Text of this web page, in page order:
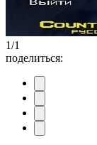
1/1
поделиться: